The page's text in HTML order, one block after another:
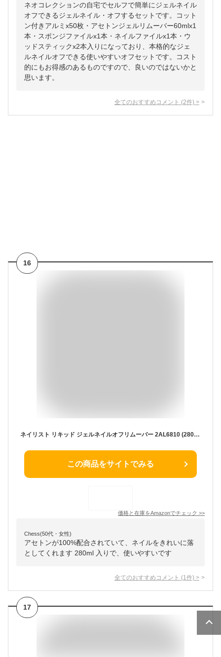
ネオコレクションの自宅でセルフで簡単にジェルネイル
オフできるジェルネイル・オフするセットです。コット
ン付きアルミx50枚・アセトンジェルリムーバー60mlx1
本・スポンジファイルx1本・ネイルファイルx1本・ウ
ッドスティックx2本入りになっており、本格的なジェ
ルネイルオフできる使いやすいオフセットです。コスト
的にもお得感のあるものですので、良いのではないかと
思います。
全てのおすすめコメント (2件) >
16
ネイリスト リキッド ジェルネイルオフリムーバー 2AL6810 (280mL)
この商品をサイトでみる
価格と在庫をAmazonでチェック >>
Chess(50代・女性)
アセトンが100%配合されていて、ネイルをきれいに落
としてくれます 280ml 入りで、使いやすいです
全てのおすすめコメント (1 件) >
17